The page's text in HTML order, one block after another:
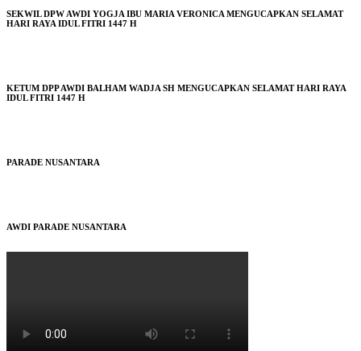
SEKWIL DPW AWDI YOGJA IBU MARIA VERONICA MENGUCAPKAN SELAMAT
HARI RAYA IDUL FITRI 1447 H
KETUM DPP AWDI BALHAM WADJA SH MENGUCAPKAN SELAMAT HARI RAYA
IDUL FITRI 1447 H
PARADE NUSANTARA
AWDI PARADE NUSANTARA